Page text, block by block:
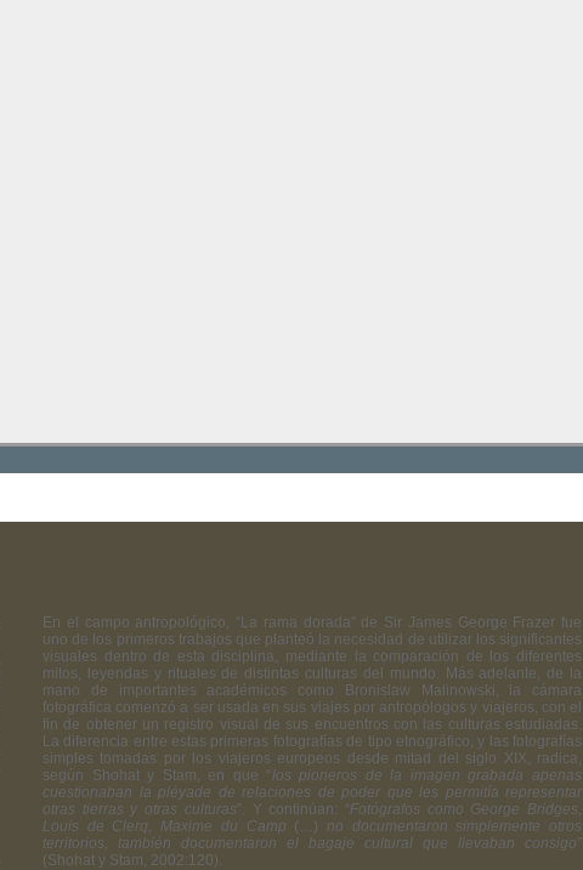
En el campo antropológico, “La rama dorada” de Sir James George Frazer fue
uno de los primeros trabajos que planteó la necesidad de utilizar los significantes
visuales dentro de esta disciplina, mediante la comparación de los diferentes
mitos, leyendas y rituales de distintas culturas del mundo. Más adelante, de la
mano de importantes académicos como Bronislaw Malinowski, la cámara
fotográfica comenzó a ser usada en sus viajes por antropólogos y viajeros, con el
fin de obtener un registro visual de sus encuentros con las culturas estudiadas.
La diferencia entre estas primeras fotografías de tipo etnográfico, y las fotografías
simples tomadas por los viajeros europeos desde mitad del siglo XIX, radica,
según Shohat y Stam, en que “ los pioneros de la imagen grabada apenas
cuestionaban la pléyade de relaciones de poder que les permitía representar
otras tierras y otras culturas ”. Y continúan: “ Fotógrafos como George Bridges,
Louis de Clerq, Maxime du Camp (…) no documentaron simplemente otros
territorios, también documentaron el bagaje cultural que llevaban consigo”
(Shohat y Stam, 2002:120).